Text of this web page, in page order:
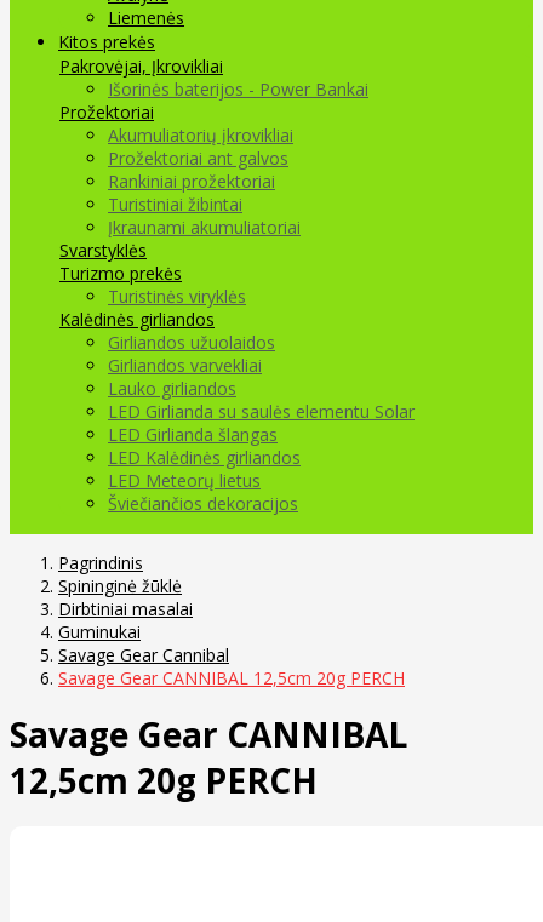
Liemenės
Kitos prekės
Pakrovėjai, Įkrovikliai
Išorinės baterijos - Power Bankai
Prožektoriai
Akumuliatorių įkrovikliai
Prožektoriai ant galvos
Rankiniai prožektoriai
Turistiniai žibintai
Įkraunami akumuliatoriai
Svarstyklės
Turizmo prekės
Turistinės viryklės
Kalėdinės girliandos
Girliandos užuolaidos
Girliandos varvekliai
Lauko girliandos
LED Girlianda su saulės elementu Solar
LED Girlianda šlangas
LED Kalėdinės girliandos
LED Meteorų lietus
Šviečiančios dekoracijos
Pagrindinis
Spininginė žūklė
Dirbtiniai masalai
Guminukai
Savage Gear Cannibal
Savage Gear CANNIBAL 12,5cm 20g PERCH
Savage Gear CANNIBAL
12,5cm 20g PERCH